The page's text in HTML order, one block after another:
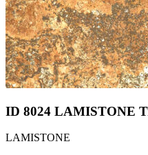
ID 8024 LAMISTONE
LAMISTONE